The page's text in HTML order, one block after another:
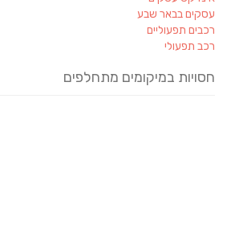
עסקים בבאר שבע
רכבים תפעוליים
רכב תפעולי
חסויות במיקומים מתחלפים